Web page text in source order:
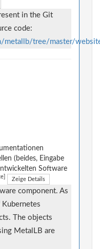
in the Git
code:
metallb/tree/master/
(beides, Eingabe
Software
Zeige Details
component. As
The objects
MetalLB are